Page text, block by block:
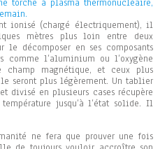
torche à plasma thermonucléaire,
ionisé (chargé électriquement), il
mètres plus loin entre deux
le décomposer en ses composants
comme l’aluminium ou l’oxygène
champ magnétique, et ceux plus
seront plus légèrement. Un tablier
divisé en plusieurs cases récupère
jusqu’à l’état solide. Il
ne fera que prouver une fois